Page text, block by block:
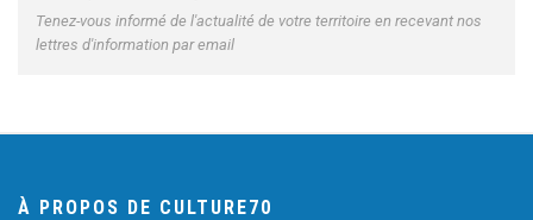
Tenez-vous informé de l'actualité de votre territoire en recevant nos
lettres d'information par email
À PROPOS DE CULTURE70